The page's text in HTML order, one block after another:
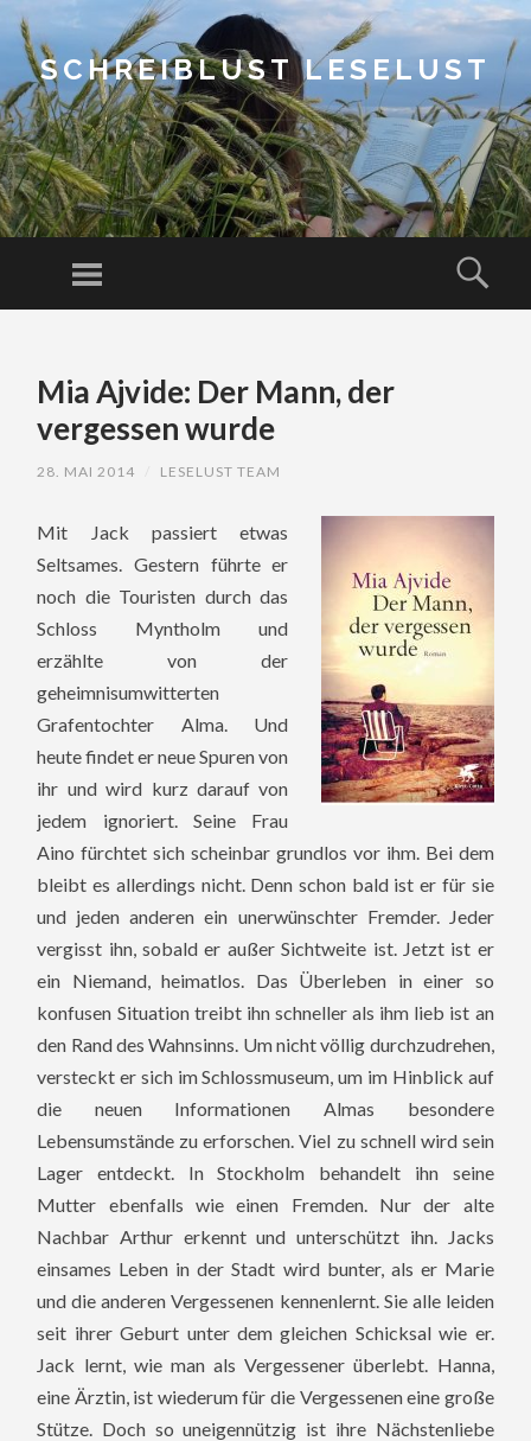
SCHREIBLUST LESELUST
Menu
CONTENTMia Ajvide: Der Mann, der
vergessen wurde
28. MAI 2014 LESELUST TEAM
Mit Jack passiert etwas
Seltsames. Gestern führte er
noch die Touristen durch das
Schloss Myntholm und
erzählte von der
geheimnisumwitterten
Grafentochter Alma. Und
heute findet er neue Spuren von
ihr und wird kurz darauf von
jedem ignoriert. Seine Frau
Aino fürchtet sich scheinbar grundlos vor ihm. Bei dem
bleibt es allerdings nicht. Denn schon bald ist er für sie
und jeden anderen ein unerwünschter Fremder. Jeder
vergisst ihn, sobald er außer Sichtweite ist. Jetzt ist er
ein Niemand, heimatlos. Das Überleben in einer so
konfusen Situation treibt ihn schneller als ihm lieb ist an
den Rand des Wahnsinns. Um nicht völlig durchzudrehen,
versteckt er sich im Schlossmuseum, um im Hinblick auf
die neuen Informationen Almas besondere
Lebensumstände zu erforschen.Viel zu schnell wird sein
Lager entdeckt. In Stockholm behandelt ihn seine
Mutter ebenfalls wie einen Fremden. Nur der alte
Nachbar Arthur erkennt und unterschützt ihn. Jacks
einsames Leben in der Stadt wird bunter, als er Marie
und die anderen Vergessenen kennenlernt. Sie alle leiden
seit ihrer Geburt unter dem gleichen Schicksal wie er.
Jack lernt, wie man als Vergessener überlebt. Hanna,
eine Ärztin, ist wiederum für die Vergessenen eine große
Stütze. Doch so uneigennützig ist ihre Nächstenliebe